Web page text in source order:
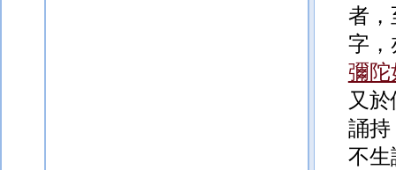
者，
字，
彌陀
又
誦持
不生